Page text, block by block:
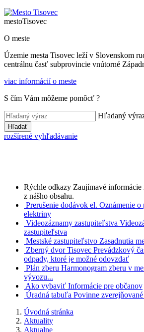
mestoTisovec
O meste
Územie mesta Tisovec leží v Slovenskom
centrálnu časť subprovincie vnútorné
viac informácií o meste
S čím Vám môžeme pomôcť ?
Hľadaný
Hľadať
rozšírené vyhľadávanie
Rýchle odkazy Zaujímavé informácie
z nášho obsahu.
Prerušenie dodávok el. Oznámenie o
elektriny
Videozáznamy zastupiteľstva
zastupiteľstva
Mestské zastupiteľstvo Zasadnutia
Zberný dvor Tisovec Prevádzkový
odpady, ktoré je možné odovzdať
Plán zberu Harmonogram zberu v
vývozu...
Ako vybaviť Informácie pre občanov
Úradná tabuľa Povinne
Úvodná stránka
Aktuality
Aktualne